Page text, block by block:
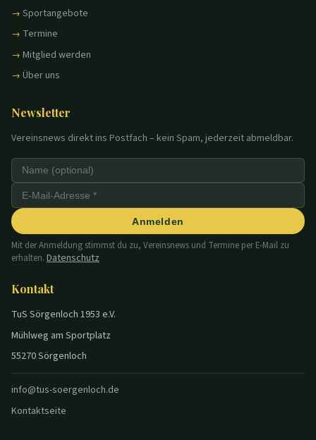
Sportangebote
Termine
Mitglied werden
Über uns
Newsletter
Vereinsnews direkt ins Postfach – kein Spam, jederzeit abmeldbar.
Anmelden
Mit der Anmeldung stimmst du zu, Vereinsnews und Termine per E-Mail zu
erhalten. Datenschutz
Kontakt
TuS Sörgenloch 1953 e.V.
Mühlweg am Sportplatz
55270 Sörgenloch
info@tus-soergenloch.de
Kontaktseite